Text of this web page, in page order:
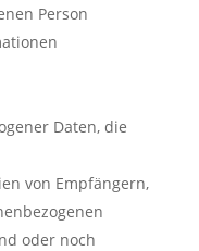
Person
Daten, die
von Empfängern,
oder noch